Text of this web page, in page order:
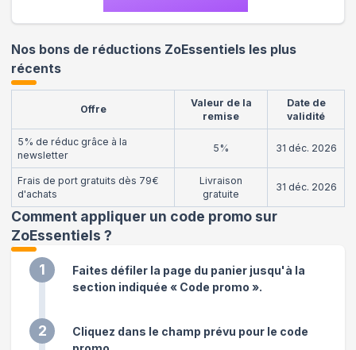
Nos bons de réductions ZoEssentiels les plus
récents
Offre
Valeur de la
remise
Date de
validité
5% de réduc grâce à la
newsletter
5% 31 déc. 2026
Frais de port gratuits dès 79€
d'achats
Livraison
gratuite
31 déc. 2026
Comment appliquer un code promo sur
ZoEssentiels ?
1
Faites défiler la page du panier jusqu'à la
section indiquée « Code promo ».
2
Cliquez dans le champ prévu pour le code